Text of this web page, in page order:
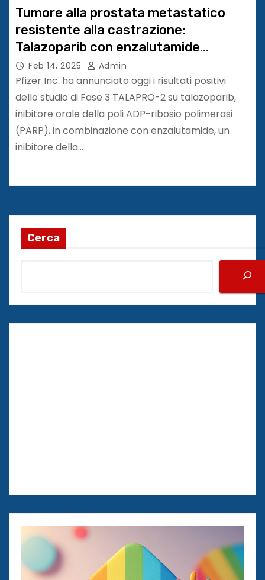
Tumore alla prostata metastatico
resistente alla castrazione:
Talazoparib con enzalutamide
migliora la sopravvivenza #GU25
Feb 14, 2025 Admin
Pfizer Inc. ha annunciato oggi i risultati positivi
dello studio di Fase 3 TALAPRO-2 su talazoparib,
inibitore orale della poli ADP-ribosio polimerasi
(PARP), in combinazione con enzalutamide, un
inibitore della…
Cerca